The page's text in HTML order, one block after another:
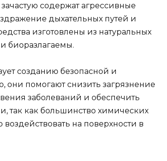
содержат агрессивные
дыхательных путей и
изготовлены из натуральных
биоразлагаемы.
созданию безопасной и
помогают снизить загрязнение
заболеваний и обеспечить
так как большинство химических
на поверхности в